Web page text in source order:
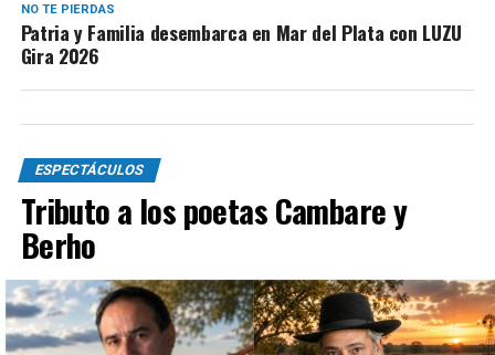
NO TE PIERDAS
Patria y Familia desembarca en Mar del Plata con LUZU
Gira 2026
ESPECTÁCULOS
Tributo a los poetas Cambare y
Berho